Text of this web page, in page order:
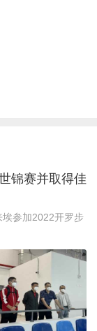
锦赛并取得佳
参加2022开罗步